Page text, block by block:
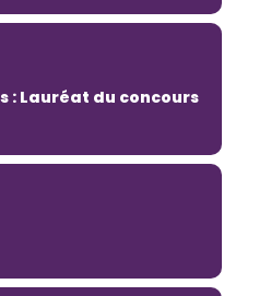
: Lauréat du concours